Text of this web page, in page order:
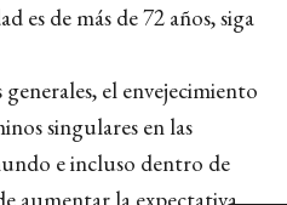
es de más de 72 años, siga
el envejecimiento
singulares en las
e incluso dentro de